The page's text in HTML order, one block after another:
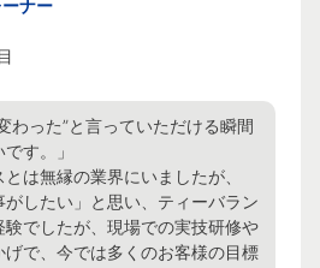
ナー
わった”と言っていただける瞬間
す。」
は無縁の業界にいましたが、
がしたい」と思い、ティーバラン
験でしたが、現場での実技研修や
で、今では多くのお客様の目標